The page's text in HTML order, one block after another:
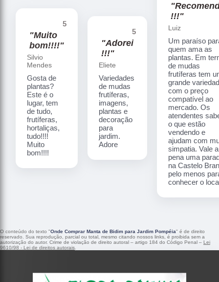
5
"Muito
bom!!!!"
Silvio
Mendes
Gosta de
plantas?
Este é o
lugar, tem
de tudo,
frutíferas,
hortaliças,
tudo!!!!
Muito
bom!!!!
5
"Adorei
!!!"
Eliete
Variedades
de mudas
frutíferas,
imagens,
plantas e
decoração
para
jardim.
Adore
!!!"
Luiz
Um paraíso
quem ama as
plantas. Em
de mudas
frutíferas tem
grande
com o preço
compatível ao
mercado. Os
atendentes
o que estão
vendendo e
ajudam com
simpatia. Vale a
pena uma
na Castelo
pelo menos
conhecer o
O conteúdo do texto "Onde Comprar Manta de Bidim para Jardim Pompéia" é de direito
reservado. Sua reprodução, parcial ou total, mesmo citando nossos links, é proibida sem a
autorização do autor. Crime de violação de direito autoral – artigo 184 do Código Penal – Lei
9610/98 - Lei de direitos autorais